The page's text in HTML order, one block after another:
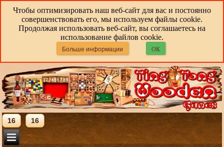
Чтобы оптимизировать наш веб-сайт для вас и постоянно
совершенствовать его, мы используем файлы cookie.
Продолжая использовать веб-сайт, вы соглашаетесь на
использование файлов cookie.
Больше информации ОК
16 16